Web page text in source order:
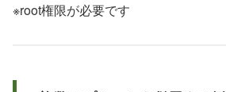
※root権限が必要です